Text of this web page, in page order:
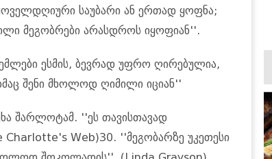
საუბარი ან ერთად ყოფნა;
მეგობრები არასდროს იყოფიან''.
ესმის, ბევრად უფრო ღირებულია,
შენი მხოლოდ ღიმილი იციან''
შარლოტამ. ''ეს თავისთავად
Web)30. ''მეგობარზე უკეთესი